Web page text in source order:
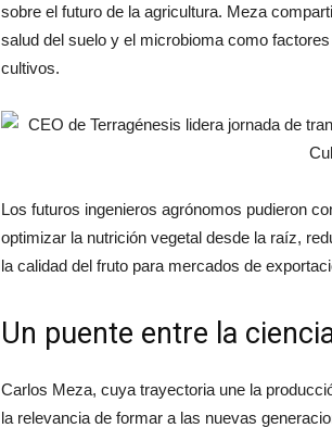
sobre el futuro de la agricultura. Meza
salud del suelo y el microbioma como
cultivos.
Los futuros ingenieros agrónomos pudieron
optimizar la nutrición vegetal desde la raíz,
la calidad del fruto para mercados de
Un puente entre la
Carlos Meza, cuya trayectoria une la
la relevancia de formar a las nuevas